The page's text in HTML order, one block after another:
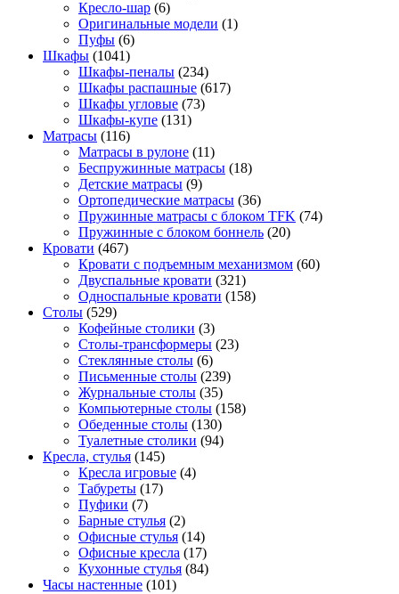
Кресло-шар (6)
Оригинальные модели (1)
Пуфы (6)
Шкафы (1041)
Шкафы-пеналы (234)
Шкафы распашные (617)
Шкафы угловые (73)
Шкафы-купе (131)
Матрасы (116)
Матрасы в рулоне (11)
Беспружинные матрасы (18)
Детские матрасы (9)
Ортопедические матрасы (36)
Пружинные матрасы с блоком TFK (74)
Пружинные с блоком боннель (20)
Кровати (467)
Кровати с подъемным механизмом (60)
Двуспальные кровати (321)
Односпальные кровати (158)
Столы (529)
Кофейные столики (3)
Столы-трансформеры (23)
Стеклянные столы (6)
Письменные столы (239)
Журнальные столы (35)
Компьютерные столы (158)
Обеденные столы (130)
Туалетные столики (94)
Кресла, стулья (145)
Кресла игровые (4)
Табуреты (17)
Пуфики (7)
Барные стулья (2)
Офисные стулья (14)
Офисные кресла (17)
Кухонные стулья (84)
Часы настенные (101)